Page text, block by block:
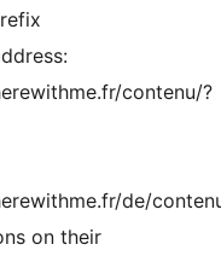
contenu/?
de/
on their